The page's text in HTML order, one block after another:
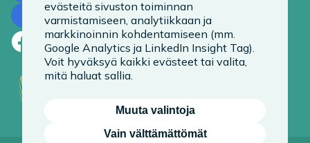
Tilaa uutiskirje
Facebook
LinkedIn
Instagram
evästeitä sivuston toiminnan
varmistamiseen, analytiikkaan ja
markkinoinnin kohdentamiseen (mm.
Google Analytics ja LinkedIn Insight Tag).
Voit hyväksyä kaikki evästeet tai valita,
mitä haluat sallia.
Muuta valintoja
Vain välttämättömät